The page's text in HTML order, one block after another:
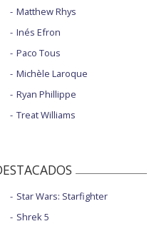
Matthew Rhys
Inés Efron
Paco Tous
Michèle Laroque
Ryan Phillippe
Treat Williams
Star Wars: Starfighter
Shrek 5